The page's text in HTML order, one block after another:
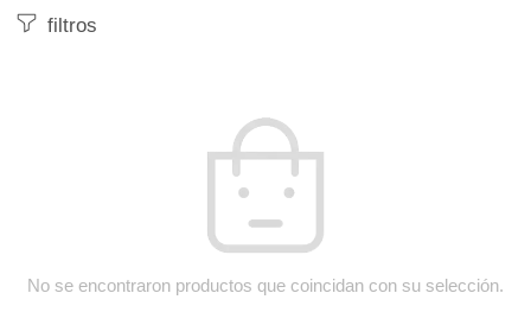
filtros
No se encontraron productos que coincidan con su selección.